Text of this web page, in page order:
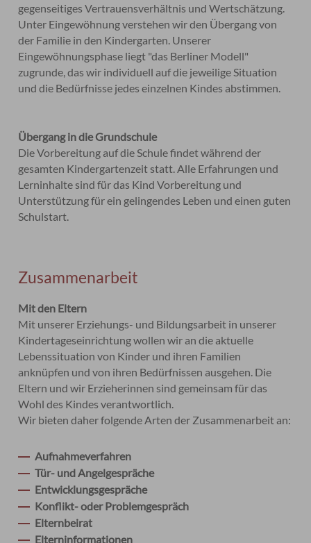
gegenseitiges Vertrauensverhältnis und Wertschätzung.
Unter Eingewöhnung verstehen wir den Übergang von
der Familie in den Kindergarten. Unserer
Eingewöhnungsphase liegt "das Berliner Modell"
zugrunde, das wir individuell auf die jeweilige Situation
und die Bedürfnisse jedes einzelnen Kindes abstimmen.
Übergang in die Grundschule
Die Vorbereitung auf die Schule findet während der
gesamten Kindergartenzeit statt. Alle Erfahrungen und
Lerninhalte sind für das Kind Vorbereitung und
Unterstützung für ein gelingendes Leben und einen guten
Schulstart.
Zusammenarbeit
Mit den Eltern
Mit unserer Erziehungs- und Bildungsarbeit in unserer
Kindertageseinrichtung wollen wir an die aktuelle
Lebenssituation von Kinder und ihren Familien
anknüpfen und von ihren Bedürfnissen ausgehen. Die
Eltern und wir Erzieherinnen sind gemeinsam für das
Wohl des Kindes verantwortlich.
Wir bieten daher folgende Arten der Zusammenarbeit an:
Aufnahmeverfahren
Tür- und Angelgespräche
Entwicklungsgespräche
Konflikt- oder Problemgespräch
Elternbeirat
Elterninformationen